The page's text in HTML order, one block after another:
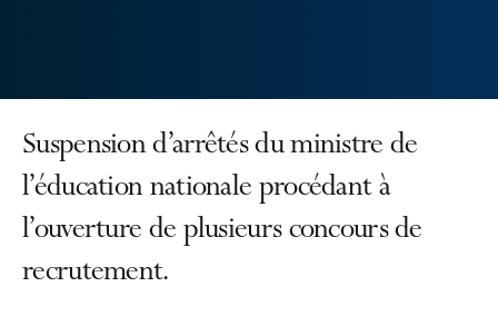
Suspension d’arrêtés du ministre de
l’éducation nationale procédant à
l’ouverture de plusieurs concours de
recrutement.